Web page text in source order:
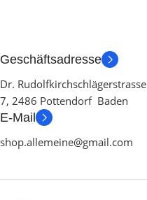
Geschäftsadresse
Dr. Rudolfkirchschlägerstrasse
7, 2486 Pottendorf Baden
E-Mail
shop.allemeine@gmail.com